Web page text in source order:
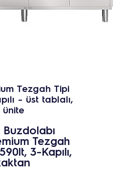
Tezgah Tipi
- üst tablalı,
Tezgah
3-Kapılı,